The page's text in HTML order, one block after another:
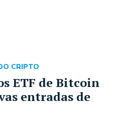
ETF de Bitcoin
entradas de
CRIPTO